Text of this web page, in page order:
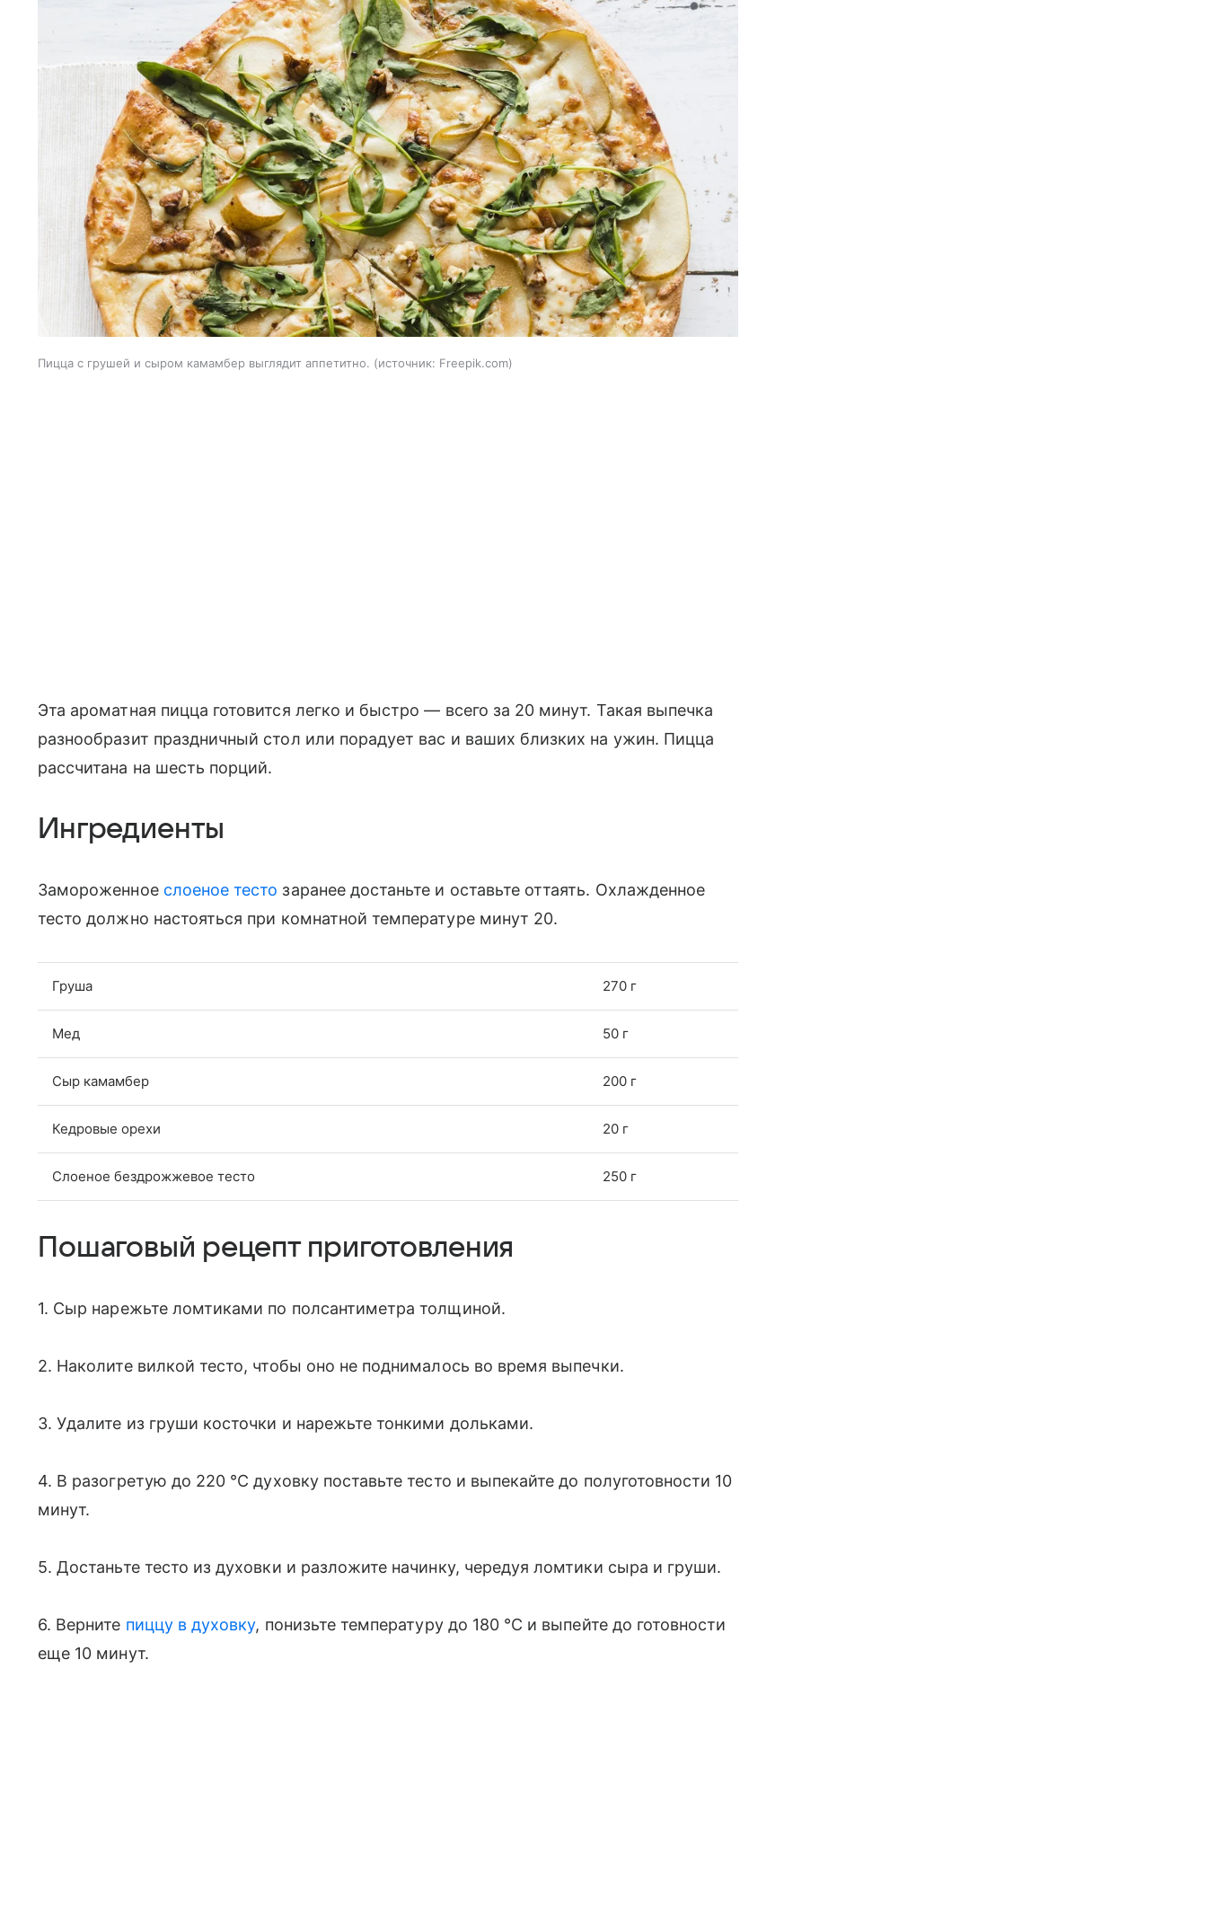
Пицца с грушей и сыром камамбер выглядит аппетитно. источник: Freepik.com
Эта ароматная пицца готовится легко и быстро — всего за 20 минут. Такая выпечка
разнообразит праздничный стол или порадует вас и ваших близких на ужин. Пицца
рассчитана на шесть порций.
Ингредиенты
Замороженное слоеное тесто заранее достаньте и оставьте оттаять. Охлажденное
тесто должно настояться при комнатной температуре минут 20.
Груша 270 г
Мед 50 г
Сыр камамбер 200 г
Кедровые орехи 20 г
Слоеное бездрожжевое тесто 250 г
Пошаговый рецепт приготовления
1. Сыр нарежьте ломтиками по полсантиметра толщиной.
2. Наколите вилкой тесто, чтобы оно не поднималось во время выпечки.
3. Удалите из груши косточки и нарежьте тонкими дольками.
4. В разогретую до 220 °C духовку поставьте тесто и выпекайте до полуготовности 10
минут.
5. Достаньте тесто из духовки и разложите начинку, чередуя ломтики сыра и груши.
6. Верните пиццу в духовку, понизьте температуру до 180 °C и выпейте до готовности
еще 10 минут.